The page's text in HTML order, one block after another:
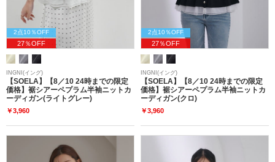
2点10％OFF
27％OFF
INGNI(イング)
【SOELA】【8／10 24時までの限定
価格】裾シアーペプラム半袖ニットカ
ーディガン(ライトグレー)
￥3,960
2点10％OFF
27％OFF
INGNI(イング)
【SOELA】【8／10 24時までの限定
価格】裾シアーペプラム半袖ニットカ
ーディガン(クロ)
￥3,960